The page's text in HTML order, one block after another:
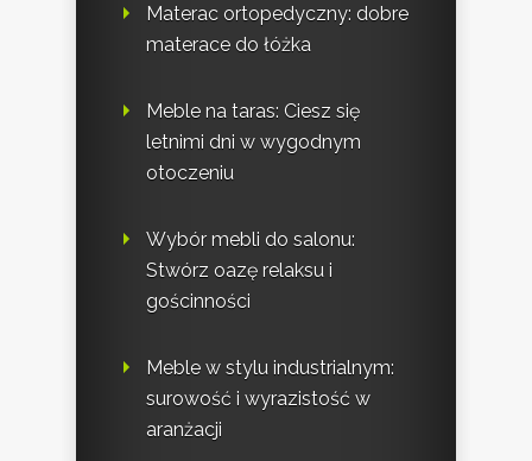
Materac ortopedyczny: dobre
materace do łóżka
Meble na taras: Ciesz się
letnimi dni w wygodnym
otoczeniu
Wybór mebli do salonu:
Stwórz oazę relaksu i
gościnności
Meble w stylu industrialnym:
surowość i wyrazistość w
aranżacji